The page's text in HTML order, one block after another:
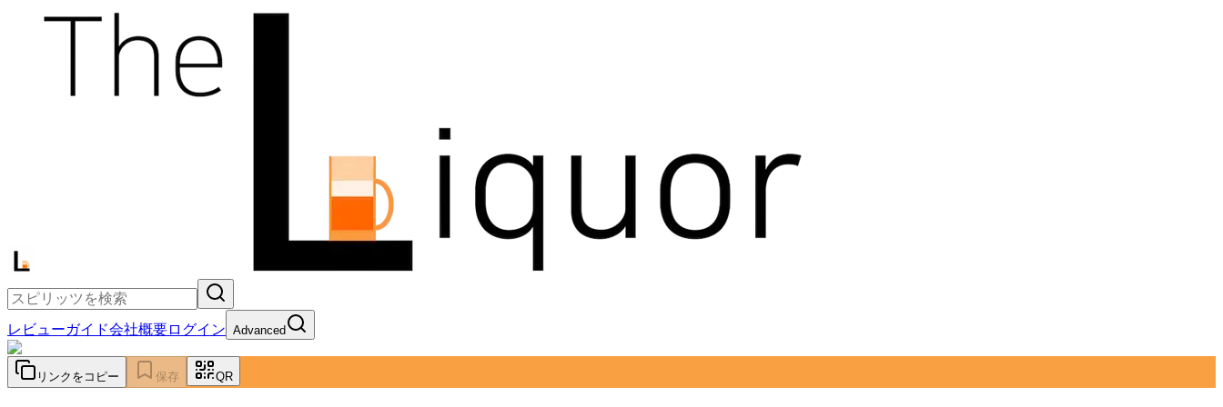
レビューガイド会社概要ログイン Advanced
リンクをコピー 保存 QR